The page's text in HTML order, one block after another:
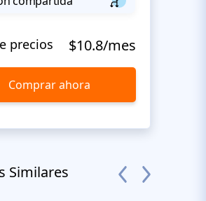
precios $10.8/mes
Comprar ahora
Similares